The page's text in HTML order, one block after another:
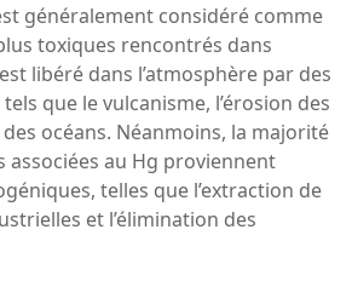
généralement considéré comme
toxiques rencontrés dans
libéré dans l’atmosphère par des
que le vulcanisme, l’érosion des
océans. Néanmoins, la majorité
associées au Hg proviennent
telles que l’extraction de
et l’élimination des